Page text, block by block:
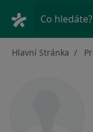
Co hledáte?
Hlavní Stránka